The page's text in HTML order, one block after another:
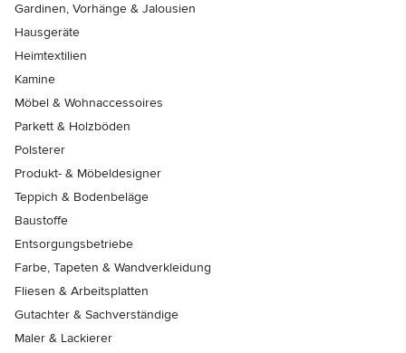
Gardinen, Vorhänge & Jalousien
Hausgeräte
Heimtextilien
Kamine
Möbel & Wohnaccessoires
Parkett & Holzböden
Polsterer
Produkt- & Möbeldesigner
Teppich & Bodenbeläge
Baustoffe
Entsorgungsbetriebe
Farbe, Tapeten & Wandverkleidung
Fliesen & Arbeitsplatten
Gutachter & Sachverständige
Maler & Lackierer